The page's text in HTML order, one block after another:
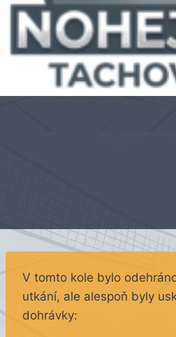
V tomto kole bylo
utkání, ale alespoň byly
dohrávky: